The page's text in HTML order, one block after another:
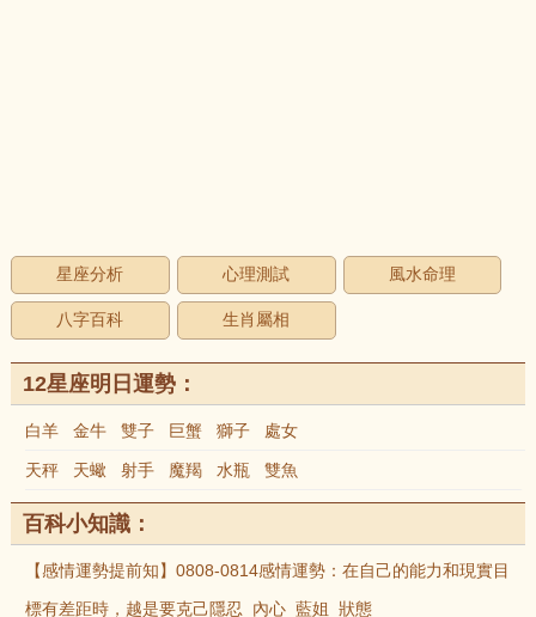
星座分析 心理測試 風水命理
八字百科 生肖屬相
12星座明日運勢：
白羊 金牛 雙子 巨蟹 獅子 處女
天秤 天蠍 射手 魔羯 水瓶 雙魚
百科小知識：
【感情運勢提前知】0808-0814感情運勢：在自己的能力和現實目
標有差距時，越是要克己隱忍_內心_藍姐_狀態